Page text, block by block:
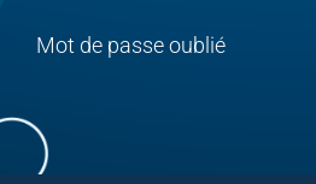
Mot de passe oublié